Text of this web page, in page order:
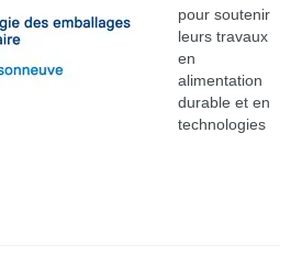
pour soutenir
leurs travaux
en
alimentation
durable et en
technologies